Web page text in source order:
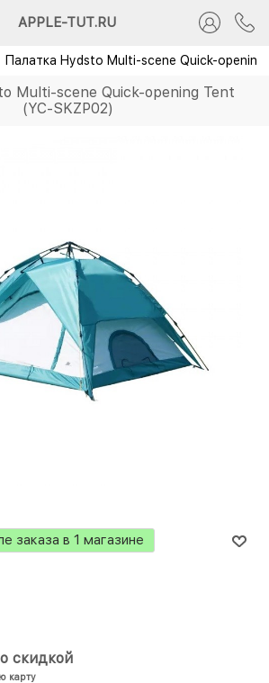
APPLE-TUT.RU
Палатка Hydsto Multi-scene Quick-
Multi-scene Quick-opening Tent
(YC-SKZP02)
заказа в 1 магазине
карту
скидкой